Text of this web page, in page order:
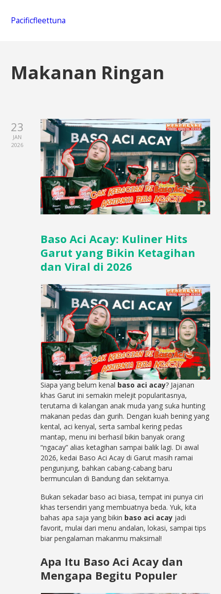
Pacificfleettuna
Makanan Ringan
23
JAN
2026
Baso Aci Acay: Kuliner Hits
Garut yang Bikin Ketagihan
dan Viral di 2026
Siapa yang belum kenal baso aci acay? Jajanan
khas Garut ini semakin melejit popularitasnya,
terutama di kalangan anak muda yang suka hunting
makanan pedas dan gurih. Dengan kuah bening yang
kental, aci kenyal, serta sambal kering pedas
mantap, menu ini berhasil bikin banyak orang
“ngacay” alias ketagihan sampai balik lagi. Di awal
2026, kedai Baso Aci Acay di Garut masih ramai
pengunjung, bahkan cabang-cabang baru
bermunculan di Bandung dan sekitarnya.
Bukan sekadar baso aci biasa, tempat ini punya ciri
khas tersendiri yang membuatnya beda. Yuk, kita
bahas apa saja yang bikin baso aci acay jadi
favorit, mulai dari menu andalan, lokasi, sampai tips
biar pengalaman makanmu maksimal!
Apa Itu Baso Aci Acay dan
Mengapa Begitu Populer